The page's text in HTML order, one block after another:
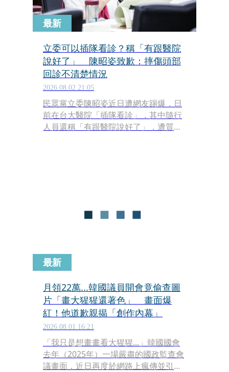
最新
立委可以插隊看診？稱「有跟醫院
說好了」 陳昭姿致歉：摔傷頭部
回診不清楚情況
2026.08.02 21:05
民眾黨立委陳昭姿近日遭網友踢爆，日
前在台大醫院「插隊看診」，其中隨行
人員還稱「有跟醫院說好了」，遭質疑
最新
月領22萬...韓國議員開會竟偷查圖
片「畫大猩猩還著色」 畫面爆
紅！他道歉親揭「創作內幕」
2026.08.01 16:21
「我只是想畫畫看大猩猩...」韓國國會
去年（2025年）一場嚴肅的國政監查會
議畫面，近日再度於網路上瘋傳並引爆